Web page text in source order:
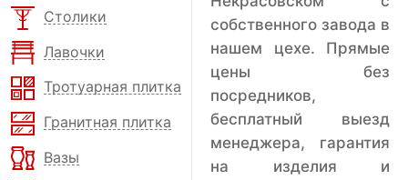
Столики
Лавочки
Тротуарная плитка
Гранитная плитка
Вазы
собственного завода в
нашем цехе. Прямые
цены без
посредников,
бесплатный выезд
менеджера, гарантия
на изделия и